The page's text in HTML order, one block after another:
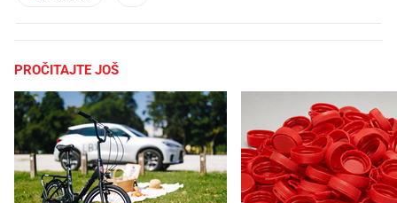
PROČITAJTE JOŠ